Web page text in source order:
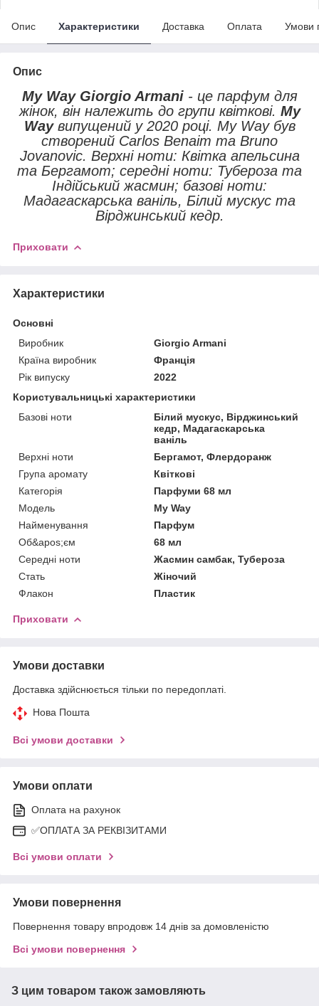
Опис Характеристики Доставка Оплата Умови
Опис
My Way Giorgio Armani- це парфум для
жінок, він належить до групи квіткові. My
Wayвипущений у 2020 році. My Way був
створений Carlos Benaim та Bruno
Jovanovic. Верхні ноти: Квітка апельсина
та Бергамот; середні ноти: Тубероза та
Індійський жасмин; базові ноти:
Мадагаскарська ваніль, Білий мускус та
Вірджинський кедр.
Приховати
Характеристики
Основні
Виробник
Giorgio Armani
Країна виробник
Франція
Рік випуску
2022
Користувальницькі характеристики
Базові ноти
Білий мускус, Вірджинський
кедр, Мадагаскарська
ваніль
Верхні ноти
Бергамот, Флердоранж
Група аромату
Квіткові
Категорія
Парфуми 68 мл
Мoдель
My Way
Найменування
Парфум
Об&apos;єм
68 мл
Середні ноти
Жасмин самбак, Тубероза
Стать
Жіночий
Флакон
Пластик
Приховати
Умови доставки
Доставка здійснюється тільки по передоплаті.
Нова Пошта
Всі умови доставки
Умови оплати
Оплата на рахунок
✅ОПЛАТА ЗА РЕКВІЗИТАМИ
Всі умови оплати
Умови повернення
Повернення товару впродовж 14 днів за домовленістю
Всі умови повернення
З цим товаром також замовляють